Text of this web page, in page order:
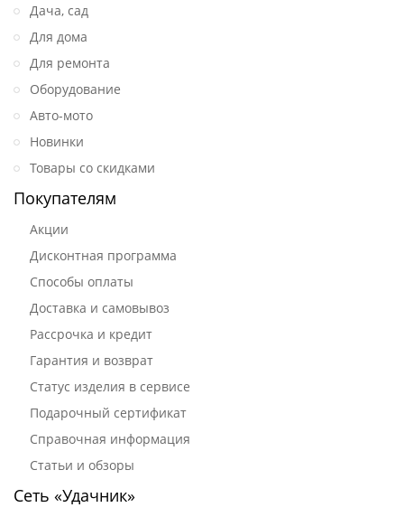
Дача, сад
Для дома
Для ремонта
Оборудование
Авто-мото
Новинки
Товары со скидками
Покупателям
Акции
Дисконтная программа
Способы оплаты
Доставка и самовывоз
Рассрочка и кредит
Гарантия и возврат
Статус изделия в сервисе
Подарочный сертификат
Справочная информация
Статьи и обзоры
Сеть «Удачник»